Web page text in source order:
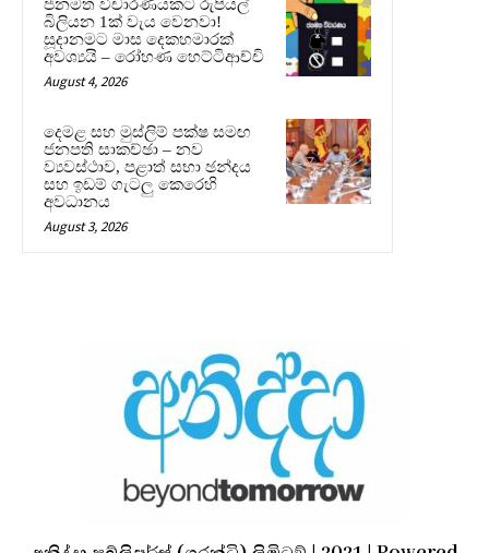
ජනමත විචාරණයකට රුපියල්
බිලියන 1ක් වැය වෙනවා!
සූදානමට මාස දෙකහමාරක්
අවශ්‍යයි – රෝහණ හෙට්ටිආච්චි
August 4, 2026
දෙමළ සහ මුස්ලිම් පක්ෂ සමඟ
ජනපති සාකච්ඡා – නව
ව්‍යවස්ථාව, පළාත් සභා ඡන්දය
සහ ඉඩම් ගැටලු කෙරෙහි
අවධානය
August 3, 2026